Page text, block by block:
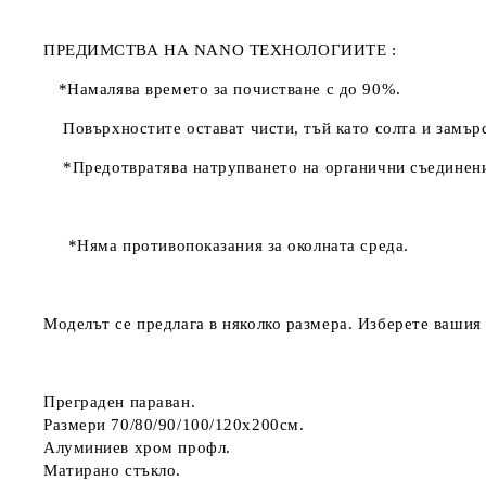
ПРЕДИМСТВА НА NANO ТЕХНОЛОГИИТЕ :
*Намалява времето за почистване с до 90%.
Повърхностите остават чисти, тъй като солта и
*Предотвратява натрупването на органични
*Няма противопоказания за околната среда.
Моделът се предлага в няколко размера. Изберете
Преграден параван.
Размери 70/80/90/100/120х200см.
Алуминиев хром профл.
Матирано стъкло.